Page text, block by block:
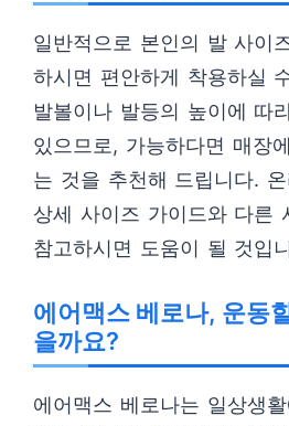
일반적으로 본인의 발 사이
하시면 편안하게 착용하실
발볼이나 발등의 높이에 따
있으므로, 가능하다면 매장
는 것을 추천해 드립니다.
상세 사이즈 가이드와 다른
참고하시면 도움이 될 것입
에어맥스 베로나, 운동
을까요?
에어맥스 베로나는 일상생